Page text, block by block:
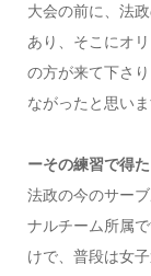
大会の前に、法
あり、そこにオ
の方が来て下さ
ながったと思いま
ーその練習で得
法政の今のサー
ナルチーム所属
けで、普段は女